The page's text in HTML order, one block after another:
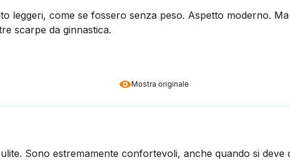
Mostra originale
leggeri, come se fossero senza peso. Aspetto moderno.
scarpe da ginnastica.
Sono estremamente confortevoli, anche quando si deve